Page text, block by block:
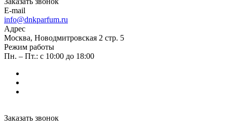
E-mail
info@dnkparfum.ru
Адрес
Москва, Новодмитровская 2 стр. 5
Режим работы
Пн. – Пт.: с 10:00 до 18:00
Заказать звонок